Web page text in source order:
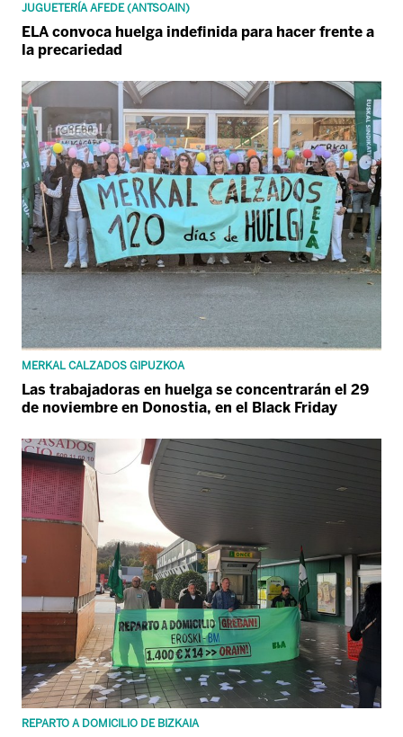
JUGUETERÍA AFEDE (ANTSOAIN)
ELA convoca huelga indefinida para hacer frente a
la precariedad
MERKAL CALZADOS GIPUZKOA
Las trabajadoras en huelga se concentrarán el 29
de noviembre en Donostia, en el Black Friday
REPARTO A DOMICILIO DE BIZKAIA